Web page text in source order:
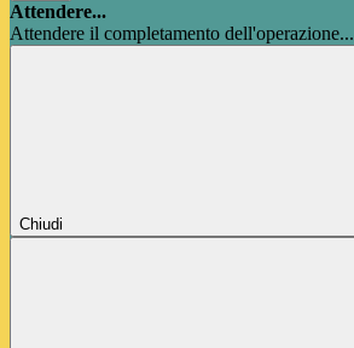
Attendere...
Attendere il completamento dell'operazione...
Chiudi